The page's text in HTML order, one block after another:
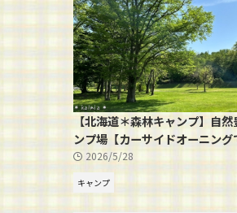
【北海道＊森林キャンプ】自
ンプ場【カーサイドオーニング
2026/5/28
キャンプ